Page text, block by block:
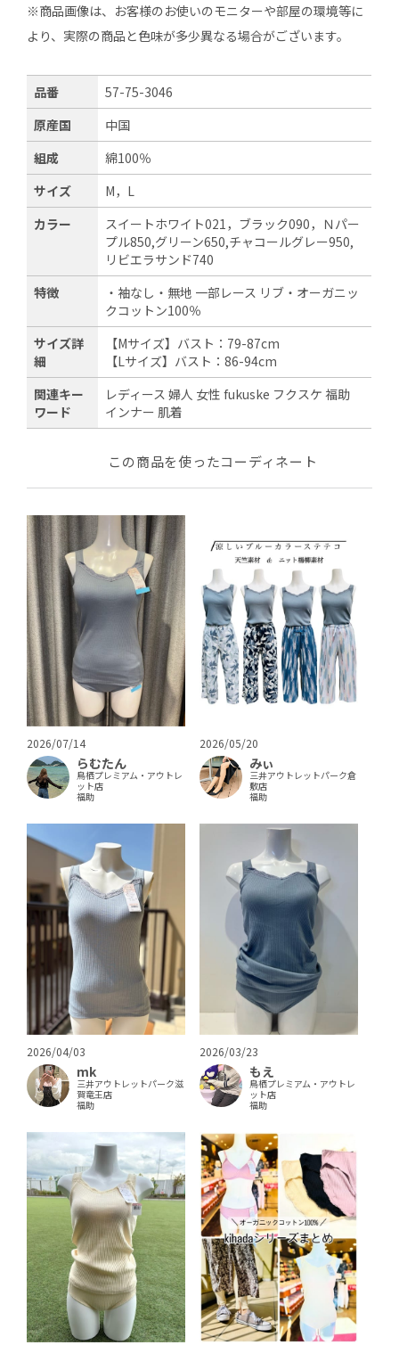
※商品画像は、お客様のお使いのモニターや部屋の環境等に
より、実際の商品と色味が多少異なる場合がございます。
品番
57-75-3046
原産国
中国
組成
綿100％
サイズ
M，L
カラー
スイートホワイト021，ブラック090，Ｎパー
プル850,グリーン650,チャコールグレー950,
リビエラサンド740
特徴
・袖なし・無地 一部レース リブ・オーガニッ
クコットン100％
サイズ詳
細
【Mサイズ】バスト：79-87cm
【Lサイズ】バスト：86-94cm
関連キー
ワード
レディース 婦人 女性 fukuske フクスケ 福助
インナー 肌着
この商品を使ったコーディネート
2026/07/14
らむたん
鳥栖プレミアム・アウトレ
ット店
福助
2026/05/20
みぃ
三井アウトレットパーク倉
敷店
福助
2026/04/03
mk
三井アウトレットパーク滋
賀竜王店
福助
2026/03/23
もえ
鳥栖プレミアム・アウトレ
ット店
福助